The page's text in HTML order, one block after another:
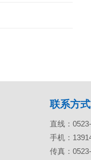
联系方式
直线：
手机：
传真：